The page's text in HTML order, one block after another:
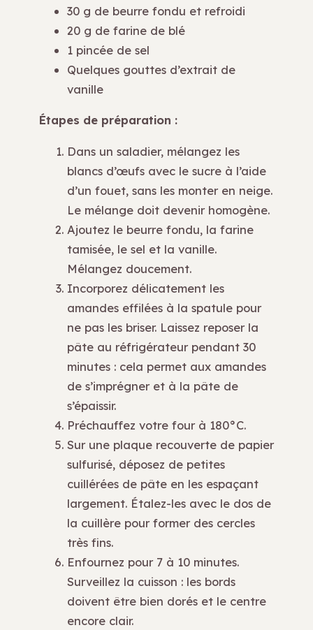
30 g de beurre fondu et refroidi
20 g de farine de blé
1 pincée de sel
Quelques gouttes d’extrait de
vanille
Étapes de préparation :
Dans un saladier, mélangez les
blancs d’œufs avec le sucre à l’aide
d’un fouet, sans les monter en neige.
Le mélange doit devenir homogène.
Ajoutez le beurre fondu, la farine
tamisée, le sel et la vanille.
Mélangez doucement.
Incorporez délicatement les
amandes effilées à la spatule pour
ne pas les briser. Laissez reposer la
pâte au réfrigérateur pendant 30
minutes : cela permet aux amandes
de s’imprégner et à la pâte de
s’épaissir.
Préchauffez votre four à 180°C.
Sur une plaque recouverte de papier
sulfurisé, déposez de petites
cuillérées de pâte en les espaçant
largement. Étalez-les avec le dos de
la cuillère pour former des cercles
très fins.
Enfournez pour 7 à 10 minutes.
Surveillez la cuisson : les bords
doivent être bien dorés et le centre
encore clair.